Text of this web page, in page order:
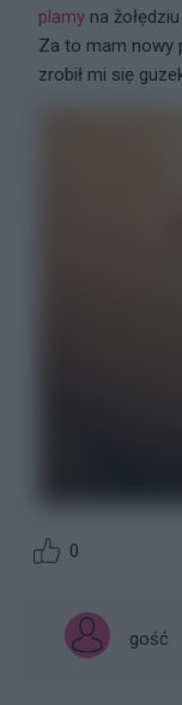
plamy na
Za to mam nowy
zrobił mi siẹ
0
gość